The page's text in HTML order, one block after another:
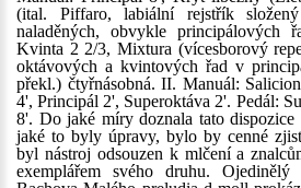
(ital. Piffaro, labiální rejstřík
naladěných, obvykle
Kvinta 2 2/3, Mixtura (vícesborový
oktávových a kvintových řad v
překl.) čtyřnásobná. II. Manuál:
4', Principál 2', Superoktáva 2'. Pedál:
8'. Do jaké míry doznala tato dispozice
jaké to byly úpravy, bylo by cenné
byl nástroj odsouzen k mlčení a
exemplářem svého druhu. Ojedinělý